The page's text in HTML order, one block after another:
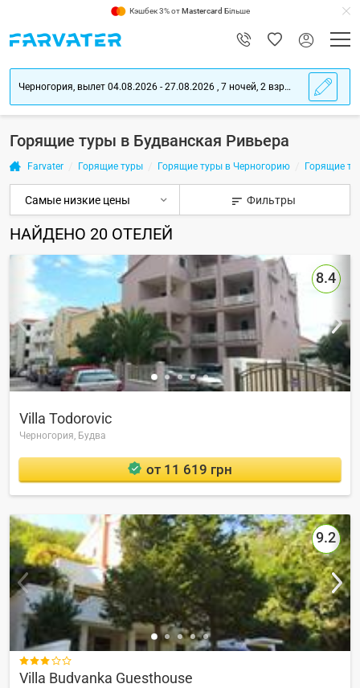
Кэшбек 3% отMastercard Більше
Черногория, вылет 04.08.2026 - 27.08.2026 , 7 ночей, 2 взрослых
Горящие туры в Будванская Ривьера
Farvater Горящие туры Горящие туры в Черногорию Горящие
Фильтры
НАЙДЕНО 20 ОТЕЛЕЙ
8.4
Villa Todorovic
Черногория, Будва
от 11 619 грн
9.2

Villa Budvanka Guesthouse